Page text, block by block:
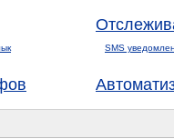
SMS